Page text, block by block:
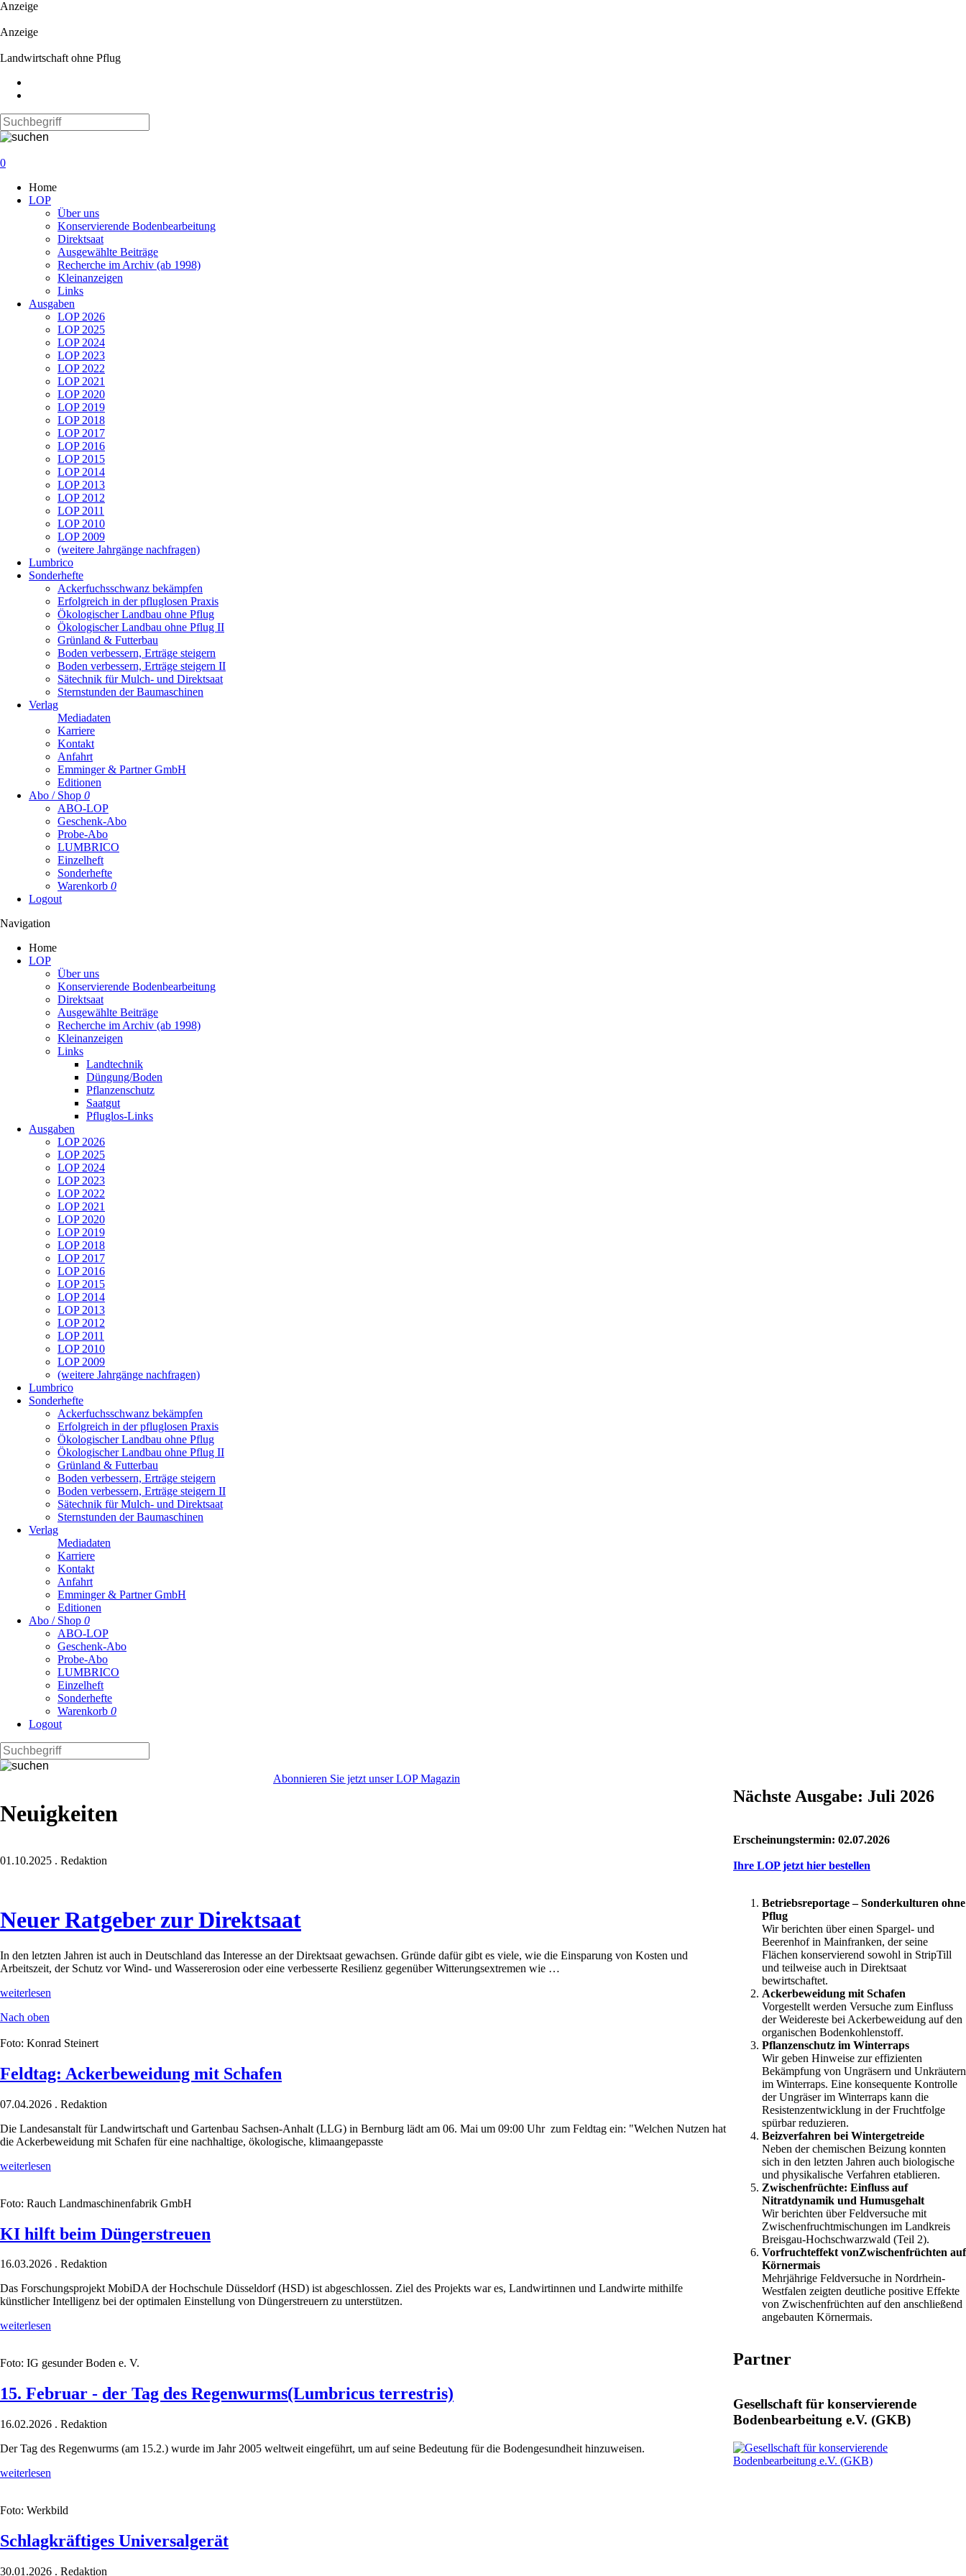
Anzeige
Anzeige
Landwirtschaft ohne Pflug
0
überspringen
Home
LOP
Über uns
Konservierende Bodenbearbeitung
Direktsaat
Ausgewählte Beiträge
Recherche im Archiv (ab 1998)
Kleinanzeigen
Links
Ausgaben
LOP 2026
LOP 2025
LOP 2024
LOP 2023
LOP 2022
LOP 2021
LOP 2020
LOP 2019
LOP 2018
LOP 2017
LOP 2016
LOP 2015
LOP 2014
LOP 2013
LOP 2012
LOP 2011
LOP 2010
LOP 2009
(weitere Jahrgänge nachfragen)
Lumbrico
Sonderhefte
Ackerfuchsschwanz bekämpfen
Erfolgreich in der pfluglosen Praxis
Ökologischer Landbau ohne Pflug
Ökologischer Landbau ohne Pflug II
Grünland & Futterbau
Boden verbessern, Erträge steigern
Boden verbessern, Erträge steigern II
Sätechnik für Mulch- und Direktsaat
Sternstunden der Baumaschinen
Verlag
Mediadaten
Karriere
Kontakt
Anfahrt
Emminger & Partner GmbH
Editionen
Abo / Shop 0
ABO-LOP
Geschenk-Abo
Probe-Abo
LUMBRICO
Einzelheft
Sonderhefte
Warenkorb 0
Logout
Navigation
überspringen
Home
LOP
Über uns
Konservierende Bodenbearbeitung
Direktsaat
Ausgewählte Beiträge
Recherche im Archiv (ab 1998)
Kleinanzeigen
Links
Landtechnik
Düngung/Boden
Pflanzenschutz
Saatgut
Pfluglos-Links
Ausgaben
LOP 2026
LOP 2025
LOP 2024
LOP 2023
LOP 2022
LOP 2021
LOP 2020
LOP 2019
LOP 2018
LOP 2017
LOP 2016
LOP 2015
LOP 2014
LOP 2013
LOP 2012
LOP 2011
LOP 2010
LOP 2009
(weitere Jahrgänge nachfragen)
Lumbrico
Sonderhefte
Ackerfuchsschwanz bekämpfen
Erfolgreich in der pfluglosen Praxis
Ökologischer Landbau ohne Pflug
Ökologischer Landbau ohne Pflug II
Grünland & Futterbau
Boden verbessern, Erträge steigern
Boden verbessern, Erträge steigern II
Sätechnik für Mulch- und Direktsaat
Sternstunden der Baumaschinen
Verlag
Mediadaten
Karriere
Kontakt
Anfahrt
Emminger & Partner GmbH
Editionen
Abo / Shop 0
ABO-LOP
Geschenk-Abo
Probe-Abo
LUMBRICO
Einzelheft
Sonderhefte
Warenkorb 0
Logout
Abonnieren Sie jetzt unser LOP Magazin
Neuigkeiten
01.10.2025 . Redaktion
Neuer Ratgeber zur Direktsaat
In den letzten Jahren ist auch in Deutschland das Interesse an der Direktsaat gewachsen. Gründe dafür gibt es viele, wie die Einsparung von Kosten und
Arbeitszeit, der Schutz vor Wind- und Wassererosion oder eine verbesserte Resilienz gegenüber Witterungsextremen wie …
weiterlesen
Nach oben
Foto: Konrad Steinert
Feldtag: Ackerbeweidung mit Schafen
07.04.2026 . Redaktion
Die Landesanstalt für Landwirtschaft und Gartenbau Sachsen-Anhalt (LLG) in Bernburg lädt am 06. Mai um 09:00 Uhr zum Feldtag ein: "Welchen Nutzen hat
die Ackerbeweidung mit Schafen für eine nachhaltige, ökologische, klimaangepasste
weiterlesen
Schafen
Foto: Rauch Landmaschinenfabrik GmbH
KI hilft beim Düngerstreuen
16.03.2026 . Redaktion
Das Forschungsprojekt MobiDA der Hochschule Düsseldorf (HSD) ist abgeschlossen. Ziel des Projekts war es, Landwirtinnen und Landwirte mithilfe
künstlicher Intelligenz bei der optimalen Einstellung von Düngerstreuern zu unterstützen.
weiterlesen
Düngerstreuen
Foto: IG gesunder Boden e. V.
15. Februar - der Tag des Regenwurms(Lumbricus terrestris)
16.02.2026 . Redaktion
Der Tag des Regenwurms (am 15.2.) wurde im Jahr 2005 weltweit eingeführt, um auf seine Bedeutung für die Bodengesundheit hinzuweisen.
weiterlesen
der
des
Regenwurms(Lumbricus
Foto: Werkbild
Schlagkräftiges Universalgerät
30.01.2026 . Redaktion
Nächste Ausgabe: Juli 2026
Erscheinungstermin: 02.07.2026
Ihre LOP jetzt hier bestellen
Betriebsreportage – Sonderkulturen ohne
Pflug
Wir berichten über einen Spargel- und
Beerenhof in Mainfranken, der seine
Flächen konservierend sowohl in StripTill
und teilweise auch in Direktsaat
bewirtschaftet.
Ackerbeweidung mit Schafen
Vorgestellt werden Versuche zum Einfluss
der Weidereste bei Ackerbeweidung auf den
organischen Bodenkohlenstoff.
Pflanzenschutz im Winterraps
Wir geben Hinweise zur effizienten
Bekämpfung von Ungräsern und Unkräutern
im Winterraps. Eine konsequente Kontrolle
der Ungräser im Winterraps kann die
Resistenzentwicklung in der Fruchtfolge
spürbar reduzieren.
Beizverfahren bei Wintergetreide
Neben der chemischen Beizung konnten
sich in den letzten ­Jahren auch biologische
und physikalische Verfahren etablieren.
Zwischenfrüchte: Einfluss auf
Nitratdynamik und Humusgehalt
Wir berichten über Feldversuche mit
Zwischenfruchtmischungen im Landkreis
Breisgau-Hochschwarzwald (Teil 2).
Vorfruchteffekt vonZwischenfrüchten auf
Körnermais
Mehrjährige Feldversuche in Nordrhein-
Westfalen zeigten deutliche positive Effekte
von Zwischenfrüchten auf den anschließend
angebauten Körnermais.
Partner
Gesellschaft für konservierende
Bodenbearbeitung e.V. (GKB)